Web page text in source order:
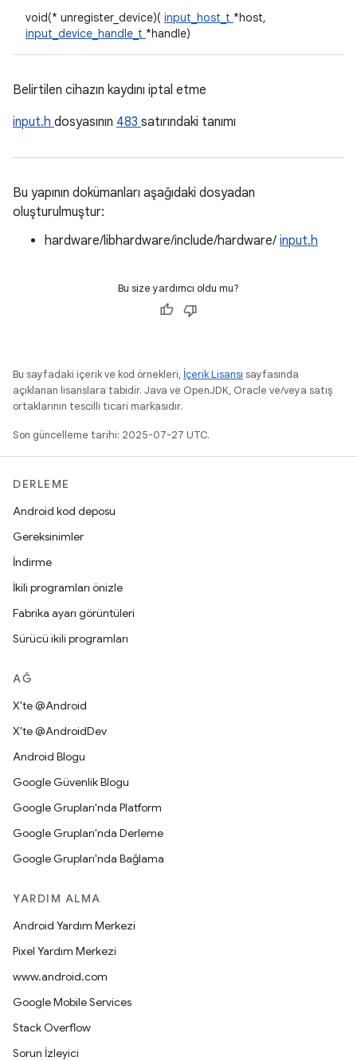
void(* unregister_device)( input_host_t *host,
input_device_handle_t *handle)
Belirtilen cihazın kaydını iptal etme
input.h dosyasının 483 satırındaki tanımı
Bu yapının dokümanları aşağıdaki dosyadan
oluşturulmuştur:
hardware/libhardware/include/hardware/ input.h
Bu size yardımcı oldu mu?
Bu sayfadaki içerik ve kod örnekleri, İçerik Lisansı sayfasında
açıklanan lisanslara tabidir. Java ve OpenJDK, Oracle ve/veya satış
ortaklarının tescilli ticari markasıdır.
Son güncelleme tarihi: 2025-07-27 UTC.
DERLEME
Android kod deposu
Gereksinimler
İndirme
İkili programları önizle
Fabrika ayarı görüntüleri
Sürücü ikili programları
AĞ
X'te @Android
X'te @AndroidDev
Android Blogu
Google Güvenlik Blogu
Google Grupları'nda Platform
Google Grupları'nda Derleme
Google Grupları'nda Bağlama
YARDIM ALMA
Android Yardım Merkezi
Pixel Yardım Merkezi
www.android.com
Google Mobile Services
Stack Overflow
Sorun İzleyici